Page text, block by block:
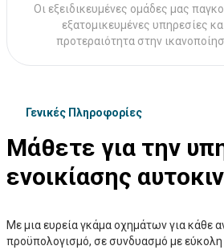
Οι εξειδικευμένες ομάδες μας
εξατομικευμένες υπηρεσίες
προτεραιότητα στην
Γενικές Πληροφορίες
Μάθετε για την
ενοικίασης
Με μια ευρεία γκάμα οχημάτων για κάθε
προϋπολογισμό, σε συνδυασμό με εύκολη